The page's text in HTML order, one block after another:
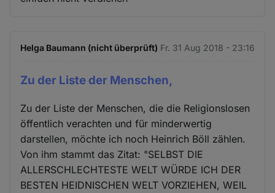
Helga Baumann (nicht überprüft) Fr. 31 Aug 2018 - 23:16
Zu der Liste der Menschen,
Zu der Liste der Menschen, die die Religionslosen
öffentlich verachten und für minderwertig
darstellen, möchte ich noch Heinrich Böll zählen.
Von ihm stammt das Zitat: "SELBST DIE
ALLERSCHLECHTESTE WELT WÜRDE ICH DER
BESTEN HEIDNISCHEN WELT VORZIEHEN, WEIL